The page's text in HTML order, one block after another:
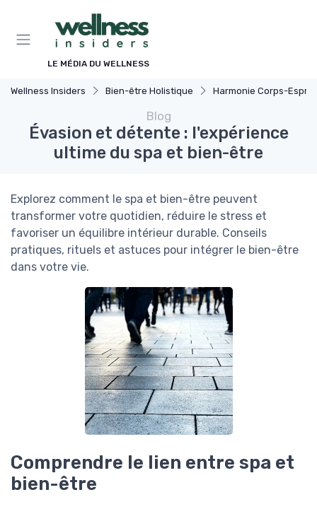
LE MÉDIA DU WELLNESS
Wellness Insiders Bien-être Holistique Harmonie Corps-Esprit
Blog
Évasion et détente : l'expérience
ultime du spa et bien-être
Explorez comment le spa et bien-être peuvent
transformer votre quotidien, réduire le stress et
favoriser un équilibre intérieur durable. Conseils
pratiques, rituels et astuces pour intégrer le bien-être
dans votre vie.
Comprendre le lien entre spa et
bien-être